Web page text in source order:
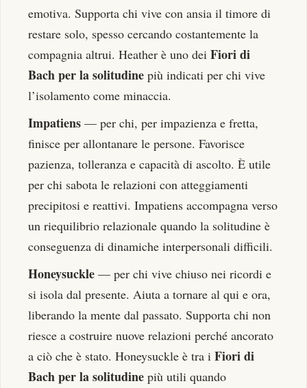
emotiva. Supporta chi vive con ansia il timore di
restare solo, spesso cercando costantemente la
compagnia altrui. Heather è uno dei Fiori di
Bach per la solitudine più indicati per chi vive
l’isolamento come minaccia.
Impatiens — per chi, per impazienza e fretta,
finisce per allontanare le persone. Favorisce
pazienza, tolleranza e capacità di ascolto. È utile
per chi sabota le relazioni con atteggiamenti
precipitosi e reattivi. Impatiens accompagna verso
un riequilibrio relazionale quando la solitudine è
conseguenza di dinamiche interpersonali difficili.
Honeysuckle — per chi vive chiuso nei ricordi e
si isola dal presente. Aiuta a tornare al qui e ora,
liberando la mente dal passato. Supporta chi non
riesce a costruire nuove relazioni perché ancorato
a ciò che è stato. Honeysuckle è tra i Fiori di
Bach per la solitudine più utili quando